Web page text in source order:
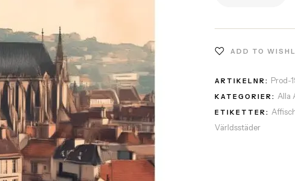
ADD TO
ARTIKELNR: Prod-
KATEGORIER:Alla
ETIKETTER:
Världsstäder